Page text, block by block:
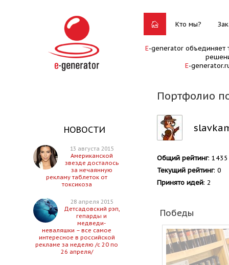
Кто мы?
E-generator объединяет
E-
Портфолио
НОВОСТИ
13 августа 2015
Американской
звезде досталось
за нечаянную
рекламу таблеток от
токсикоза
28 апреля 2015
Детсадовский рэп,
гепарды и
медведи-
неваляшки – все самое
интересное в российской
рекламе за неделю /с 20 по
26 апреля/
Общий рейтинг: 1435
Текущий рейтинг: 0
Принято идей: 2
Победы